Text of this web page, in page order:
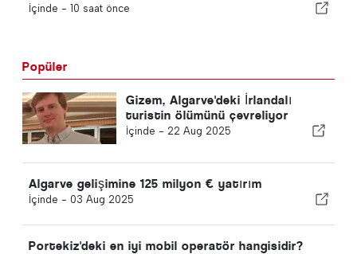
İçinde - 10 saat önce
Popüler
Gizem, Algarve'deki İrlandalı
turistin ölümünü çevreliyor
İçinde - 22 Aug 2025
Algarve gelişimine 125 milyon € yatırım
İçinde - 03 Aug 2025
Portekiz'deki en iyi mobil operatör hangisidir?